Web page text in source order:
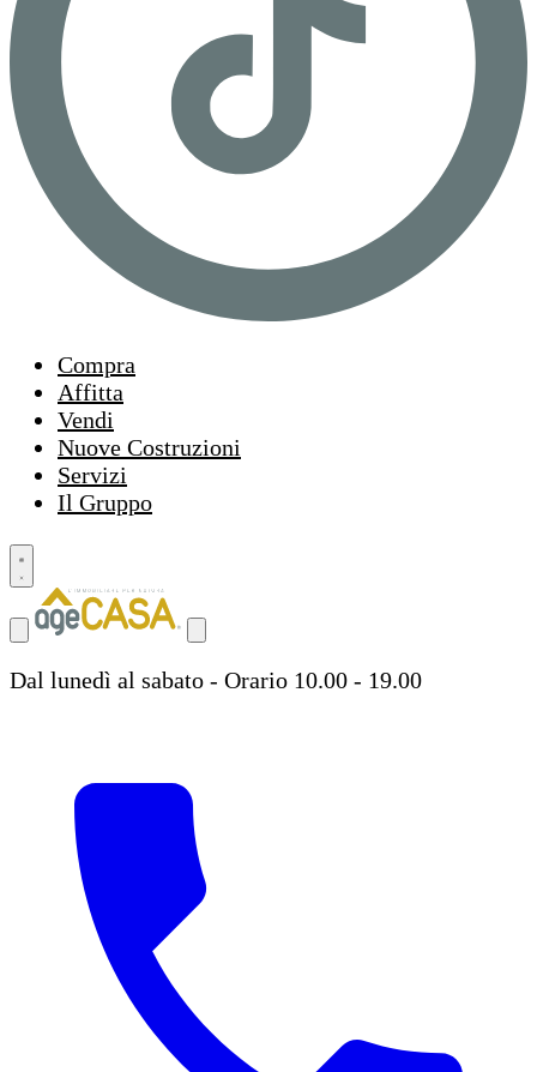
Compra
Affitta
Vendi
Nuove Costruzioni
Servizi
Il Gruppo
Dal lunedì al sabato - Orario 10.00 - 19.00